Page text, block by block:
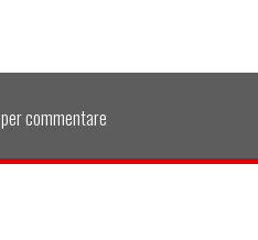
per commentare